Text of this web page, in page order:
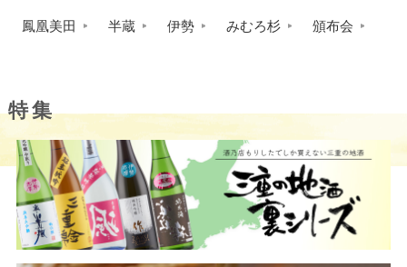
鳳凰美田 半蔵 伊勢 みむろ杉 頒布会
特集